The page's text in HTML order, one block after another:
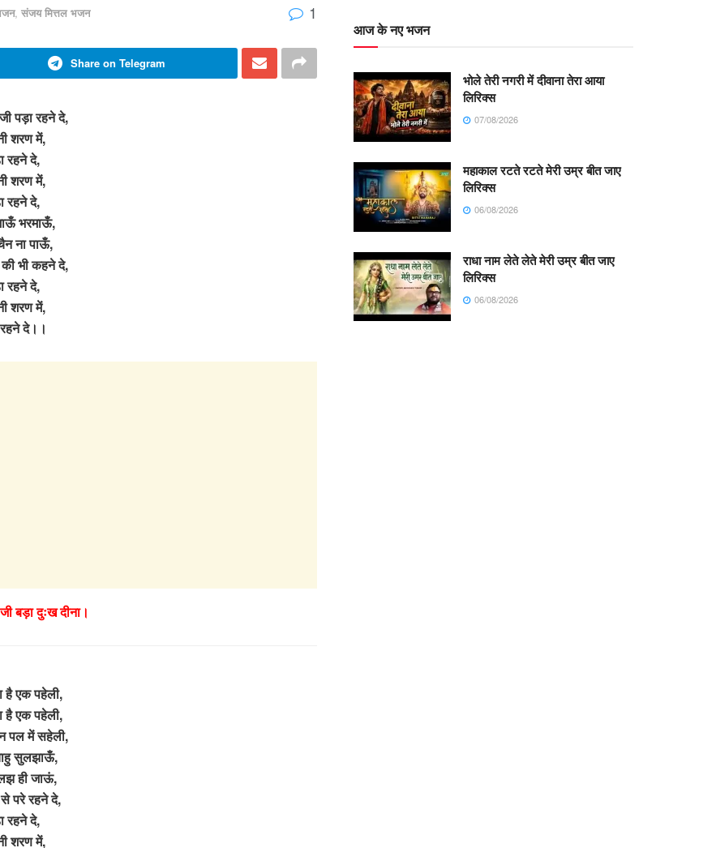
, संजय मित्तल भजन 1
Share on Telegram
पड़ा रहने दे,
शरण में,
रहने दे,
शरण में,
रहने दे,
भरमाऊँ,
ना पाऊँ,
भी कहने दे,
रहने दे,
शरण में,
दे।।
बड़ा दुःख दीना।
है एक पहेली,
है एक पहेली,
पल में सहेली,
सुलझाऊँ,
ही जाऊं,
परे रहने दे,
रहने दे,
शरण में,
आज के नए भजन
भोले तेरी नगरी में दीवाना तेरा आया
लिरिक्स
07/08/2026
महाकाल रटते रटते मेरी उम्र बीत जाए
लिरिक्स
06/08/2026
राधा नाम लेते लेते मेरी उम्र बीत जाए
लिरिक्स
06/08/2026